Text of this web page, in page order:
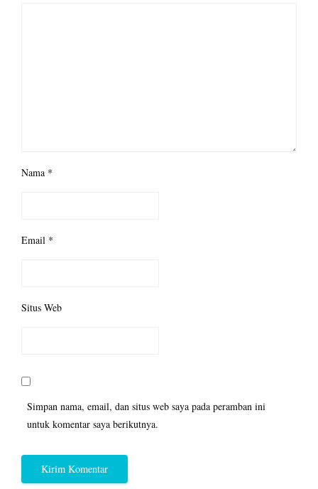
Nama *
Email *
Situs Web
Simpan nama, email, dan situs web saya pada peramban ini
untuk komentar saya berikutnya.